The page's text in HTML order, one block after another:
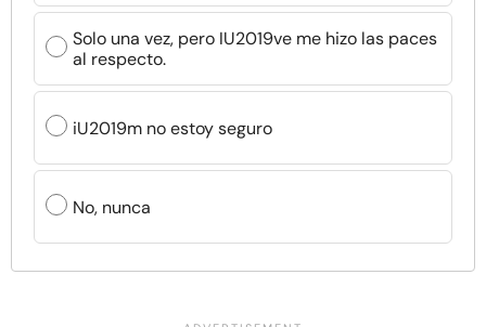
Solo una vez, pero IU2019ve me hizo las paces
al respecto.
iU2019m no estoy seguro
No, nunca